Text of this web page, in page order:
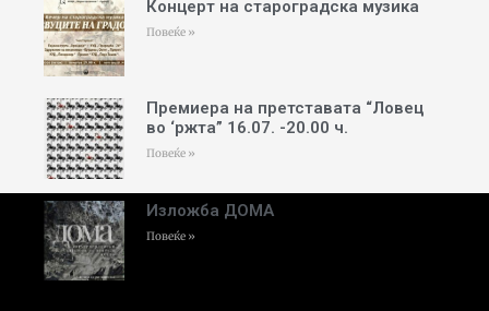
Концерт на староградска музика
Повеќе »
Премиера на претставата “Ловец
во ‘ржта” 16.07. -20.00 ч.
Повеќе »
Изложба ДОМА
Повеќе »